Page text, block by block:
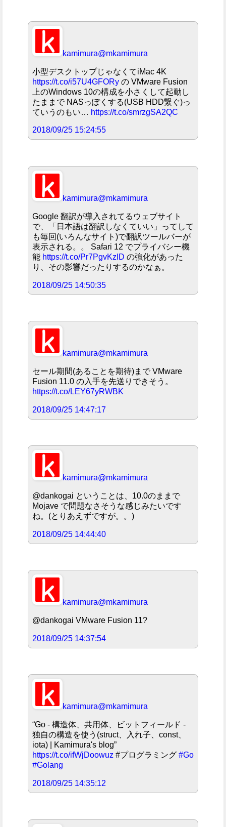
kamimura@mkamimura
小型デスクトップじゃなくてiMac 4K
https://t.co/i57U4GFORyの VMware Fusion
上のWindows 10の構成を小さくして起動し
たままで NASっぽくする(USB HDD繋ぐ)っ
ていうのもい… https://t.co/smrzgSA2QC
2018/09/25 15:24:55
kamimura@mkamimura
Google 翻訳が導入されてるウェブサイト
で、「日本語は翻訳しなくていい」ってして
も毎回(いろんなサイト)で翻訳ツールバーが
表示される。。 Safari 12 でプライバシー機
能 https://t.co/Pr7PgvKzlD の強化があった
り、その影響だったりするのかなぁ。
2018/09/25 14:50:35
kamimura@mkamimura
セール期間(あることを期待)まで VMware
Fusion 11.0 の入手を先送りできそう。
https://t.co/LEY67yRWBK
2018/09/25 14:47:17
kamimura@mkamimura
@dankogai ということは、10.0のままで
Mojave で問題なさそうな感じみたいです
ね。(とりあえずですが。。)
2018/09/25 14:44:40
kamimura@mkamimura
@dankogai VMware Fusion 11?
2018/09/25 14:37:54
kamimura@mkamimura
“Go - 構造体、共用体、ビットフィールド -
独自の構造を使う(struct、入れ子、const、
iota) | Kamimura's blog”
https://t.co/ifWjDoowuz #プログラミング #Go
#Golang
2018/09/25 14:35:12